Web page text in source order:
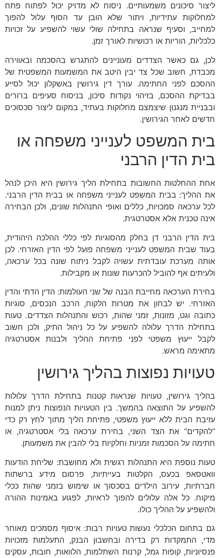
ליצור סיכונים משמעותיים. ניסוח לא מדויק יכול לפתוח פתח
למחלוקות עתידיות, ויתור שלא הובן עד הסוף עלול להפוך
למחייב, וסעיף שנראה בתחילה שולי עשוי להשפיע על זכויות
כלכליות, הוריות או רכושיות לאורך זמן.
לכן, גם כאשר הצדדים מעוניינים להתגרש בהסכמה ובאווירה
מכבדת, חשוב שכל צד יבין היטב את המשמעות המשפטית של
ההסכם לפני החתימה. עורך דין גירושין באשקלון יכול לסייע
בבדיקת ההסכם, בזיהוי נקודות סיכון, בניסוח סעיפים ברורים
ובבניית מנגנון שיצמצם מחלוקות בעתיד, במקום ליצור סכסוכים
חדשים לאחר הגירושין.
בית המשפט לענייני משפחה או
בית הדין הרבני
אחת ההחלטות החשובות בתחילת הליך גירושין היא היכן לנהל
את ההליך: בבית המשפט לענייני משפחה או בבית הדין הרבני.
לכל ערכאה סמכויות, כללים ואופי התנהלות שונים, ולכן הבחירה
אינה טכנית אלא אסטרטגית.
בית הדין הרבני דן בחלק מהסוגיות לפי כללי ההלכה היהודית,
בעוד שבית המשפט לענייני משפחה פועל לפי הדין האזרחי. לכן
אותה מערכת עובדתית עשויה לקבל ניתוח שונה בכל ערכאה,
ולעיתים אף להוביל להכרעות שונות או מקבילות.
בחירת הערכאה מחייבת הבנה של שני העולמות: הדין הדתי והדין
האזרחי. יש לבחון את מטרות הלקוח, הרכב הנכסים, סוגיות
כתובה וגט, מזונות, זמני שהות, רכוש והתנהלות הצדדים. טעות
בתחילת הדרך עלולה להשפיע על כל ניהול התיק, ולכן חשוב
לקבל ייעוץ משפטי לפני פתיחת ההליך ולבנות אסטרטגיה
מתאימה מראש.
טעויות נפוצות בהליך גירושין
בהליך גירושין, טעויות שנראות קטנות בתחילת הדרך עלולות
להשפיע על התוצאה בהמשך. בין הטעויות הנפוצות ניתן למנות
עזיבת הבית ללא ייעוץ משפטי, פתיחת הליך מתוך לחץ רק כדי
“להקדים” את הצד השני, בחירת ערכאה בלי אסטרטגיה, או
חתימה על הסכמות זמניות וחלקיות בלי להבין את משמעותן.
טעות נוספת היא התנהלות רגשית ולא מחושבת: שליחת הודעות
וואטסאפ בכעס, הקלטות בעייתיות, פרסום מידע ברשתות
חברתיות, עירוב הילדים בסכסוך או שימוש בזמני שהות ככלי
מיקוח. כל אלה עלולים להפוך לראיות, לפגוע באמינות ההורה
ולהשפיע על ההליך כולו.
גם בתחום הכלכלי נעשות טעויות רבות: איסוף מסמכים מאוחר
מדי, התמקדות רק בדירה ובחשבון הבנק, התעלמות מזכויות
פנסיוניות, קופות גמל, קרנות השתלמות, הלוואות, חובות, עסקים